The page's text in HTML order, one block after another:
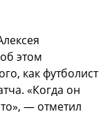
этом
как футболист
«Когда он
— отметил